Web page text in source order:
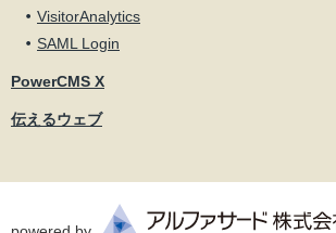
VisitorAnalytics
SAML Login
PowerCMS X
伝えるウェブ